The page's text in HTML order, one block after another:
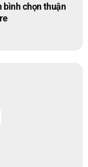
bình chọn thuận